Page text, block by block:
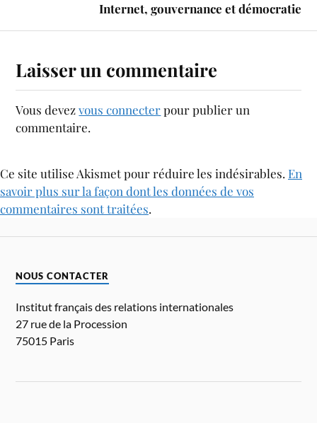
Internet, gouvernance et démocratie
Laisser un commentaire
Vous devezvous connecterpour publier un
commentaire.
Ce site utilise Akismet pour réduire les indésirables. En
savoir plus sur la façon dont les données de vos
commentaires sont traitées.
NOUS CONTACTER
Institut français des relations internationales
27 rue de la Procession
75015 Paris